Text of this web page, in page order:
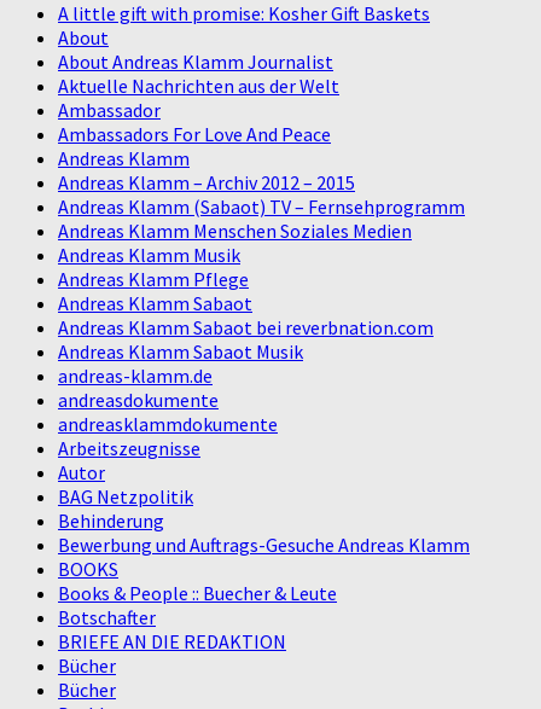
A little gift with promise: Kosher Gift Baskets
About
About Andreas Klamm Journalist
Aktuelle Nachrichten aus der Welt
Ambassador
Ambassadors For Love And Peace
Andreas Klamm
Andreas Klamm – Archiv 2012 – 2015
Andreas Klamm (Sabaot) TV – Fernsehprogramm
Andreas Klamm Menschen Soziales Medien
Andreas Klamm Musik
Andreas Klamm Pflege
Andreas Klamm Sabaot
Andreas Klamm Sabaot bei reverbnation.com
Andreas Klamm Sabaot Musik
andreas-klamm.de
andreasdokumente
andreasklammdokumente
Arbeitszeugnisse
Autor
BAG Netzpolitik
Behinderung
Bewerbung und Auftrags-Gesuche Andreas Klamm
BOOKS
Books & People :: Buecher & Leute
Botschafter
BRIEFE AN DIE REDAKTION
Bücher
Bücher